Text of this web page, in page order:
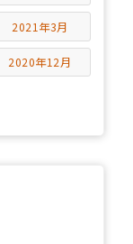
2021年3月
2020年12月